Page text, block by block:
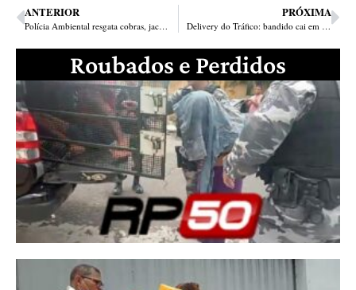
ANTERIOR
Polícia Ambiental resgata cobras, jacaré e tamanduá em Teresina
PRÓXIMA
Delivery do Tráfico: bandido cai em blitz com cocaína, maquineta e notinhas de vendas
Roubados e Perdidos